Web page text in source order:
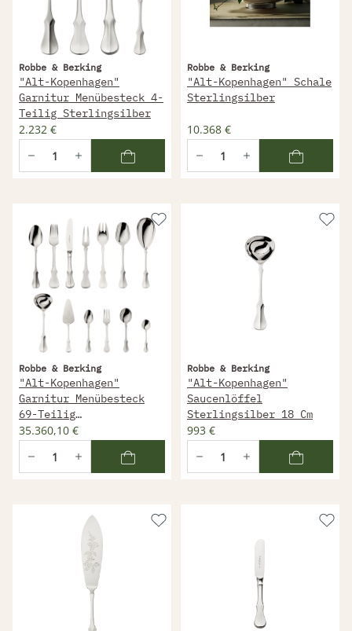
Robbe & Berking
"Alt-Kopenhagen"
Garnitur Menübesteck 4-
Teilig Sterlingsilber
2.232 €
Robbe & Berking
"Alt-Kopenhagen" Schale
Sterlingsilber
10.368 €
Robbe & Berking
"Alt-Kopenhagen"
Garnitur Menübesteck
69-Teilig
Sterlingsilber
35.360,10 €
Robbe & Berking
"Alt-Kopenhagen"
Saucenlöffel
Sterlingsilber 18 Cm
993 €